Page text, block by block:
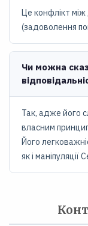
Це конфлікт між
(задоволення
Чи можна
Так, адже його
власним
Його
як і маніпуляції